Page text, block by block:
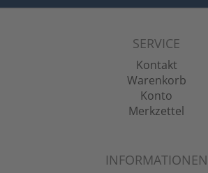
SERVICE
Kontakt
Warenkorb
Konto
Merkzettel
INFORMATIONEN